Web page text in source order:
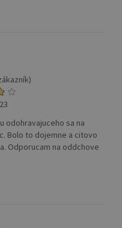
odohravajuceho sa na
Bolo to dojemne a citovo
Odporucam na oddchove